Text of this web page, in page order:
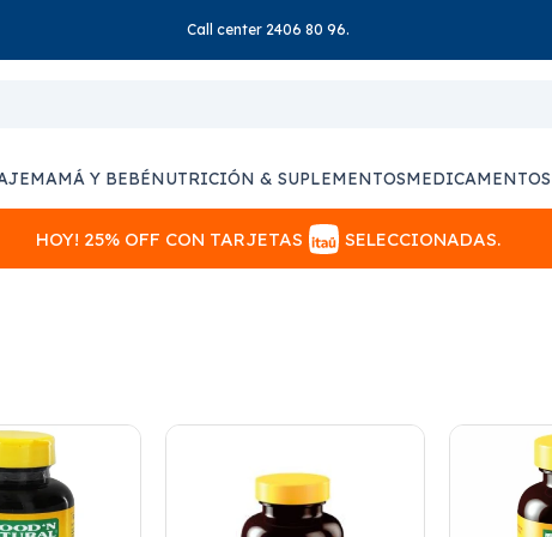
Call center 2406 80 96.
MAMÁ Y BEBÉNUTRICIÓN & SUPLEMENTOSMEDICAMENTOS
HOY! 25% OFF CON TARJETAS SELECCIONADAS.